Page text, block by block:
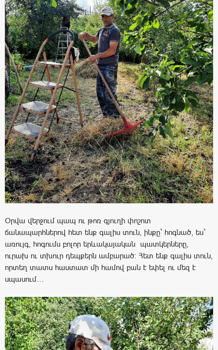
Օրվա վերջում պապ ու թոռ գյուղի փոշոտ
ճանապարհներով հետ ենք գալիս տուն, ինքը` հոգնած, ես`
առույգ, հոգումս բոլոր երևակայական պատկերները,
ուրախ ու տխուր դեպքերն ամբարած։ Հետ ենք գալիս տուն,
որտեղ տատս հաստատ մի համով բան է եփել ու մեզ է
սպասում…